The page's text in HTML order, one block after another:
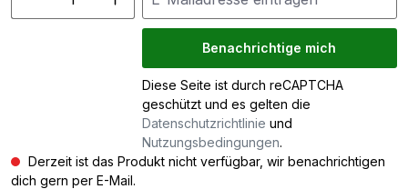
Benachrichtige mich
Diese Seite ist durch reCAPTCHA
geschützt und es gelten die
Datenschutzrichtlinie und
Nutzungsbedingungen.
Derzeit ist das Produkt nicht verfügbar, wir benachrichtigen
dich gern per E-Mail.